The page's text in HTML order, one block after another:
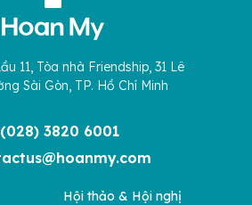
11, Tòa nhà Friendship, 31 Lê
Sài Gòn, TP. Hồ Chí Minh
(028) 3820 6001
Hội thảo & Hội nghị